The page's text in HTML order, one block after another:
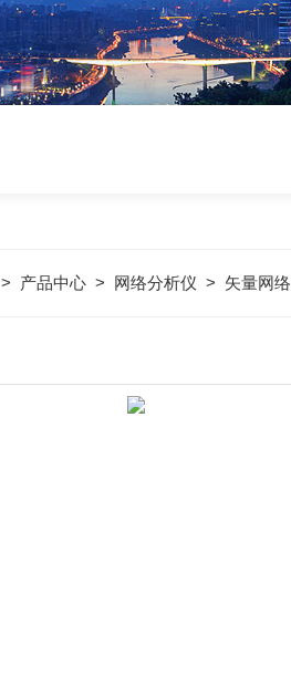
> 产品中心 > 网络分析仪 > 矢量网